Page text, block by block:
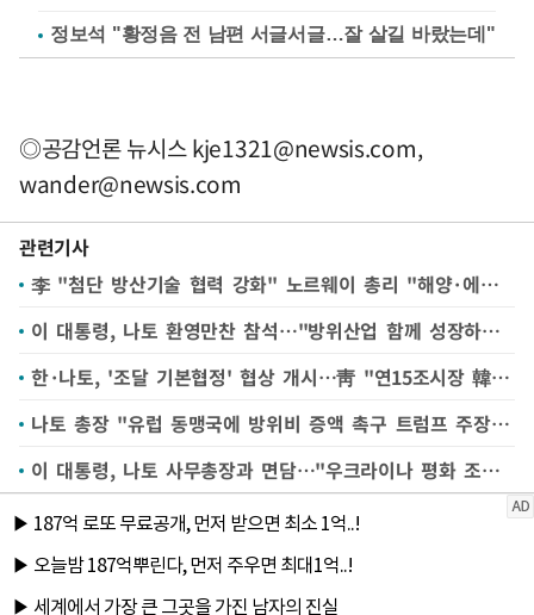
정보석 "황정음 전 남편 서글서글…잘 살길 바랐는데"
◎공감언론 뉴시스kje1321@newsis.com,
wander@newsis.com
관련기사
李 "첨단 방산기술 협력 강화" 노르웨이 총리 "해양·에너지 협력 확대"(종합)
이 대통령, 나토 환영만찬 참석…"방위산업 함께 성장하는 길 열어야"
한·나토, '조달 기본협정' 협상 개시…靑 "연15조시장 韓기업 참여 기반 마련"
나토 총장 "유럽 동맹국에 방위비 증액 촉구 트럼프 주장 옳았다"
이 대통령, 나토 사무총장과 면담…"우크라이나 평화 조속히 회복"(종합2보)